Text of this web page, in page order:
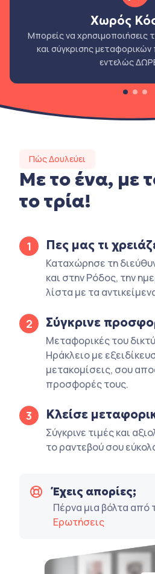
Χωρός
Μπορείς να χρησιμοποιήσεις
και σύγκρισης
εντελώς
Πώς Δουλεύει
Με το ένα, με
το τρία!
1 Πες μας τι
Καταχώρησε τη
και στην Ρόδος, την
λίστα με τα
2 Σύγκρινε
Μεταφορικές του
Ηράκλειο με
μετακομίσεις, σου
προσφορές τους.
3 Κλείσε
Σύγκρινε τιμές και
το ραντεβού σου
Έχεις απορίες;
Πέρνα μια βόλτα από
Ερωτήσεις